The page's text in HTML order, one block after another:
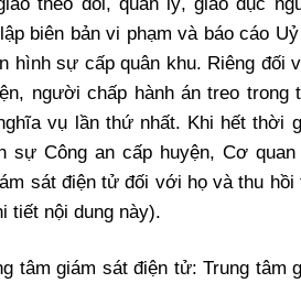
biên bản vi phạm và báo cáo
hình sự cấp quân khu. Riêng
người chấp hành án treo
vụ lần thứ nhất. Khi hết thời
sự Công an cấp huyện, Cơ
sát điện tử đối với họ và thu
tiết nội dung này).
tâm giám sát điện tử: Trung tâm